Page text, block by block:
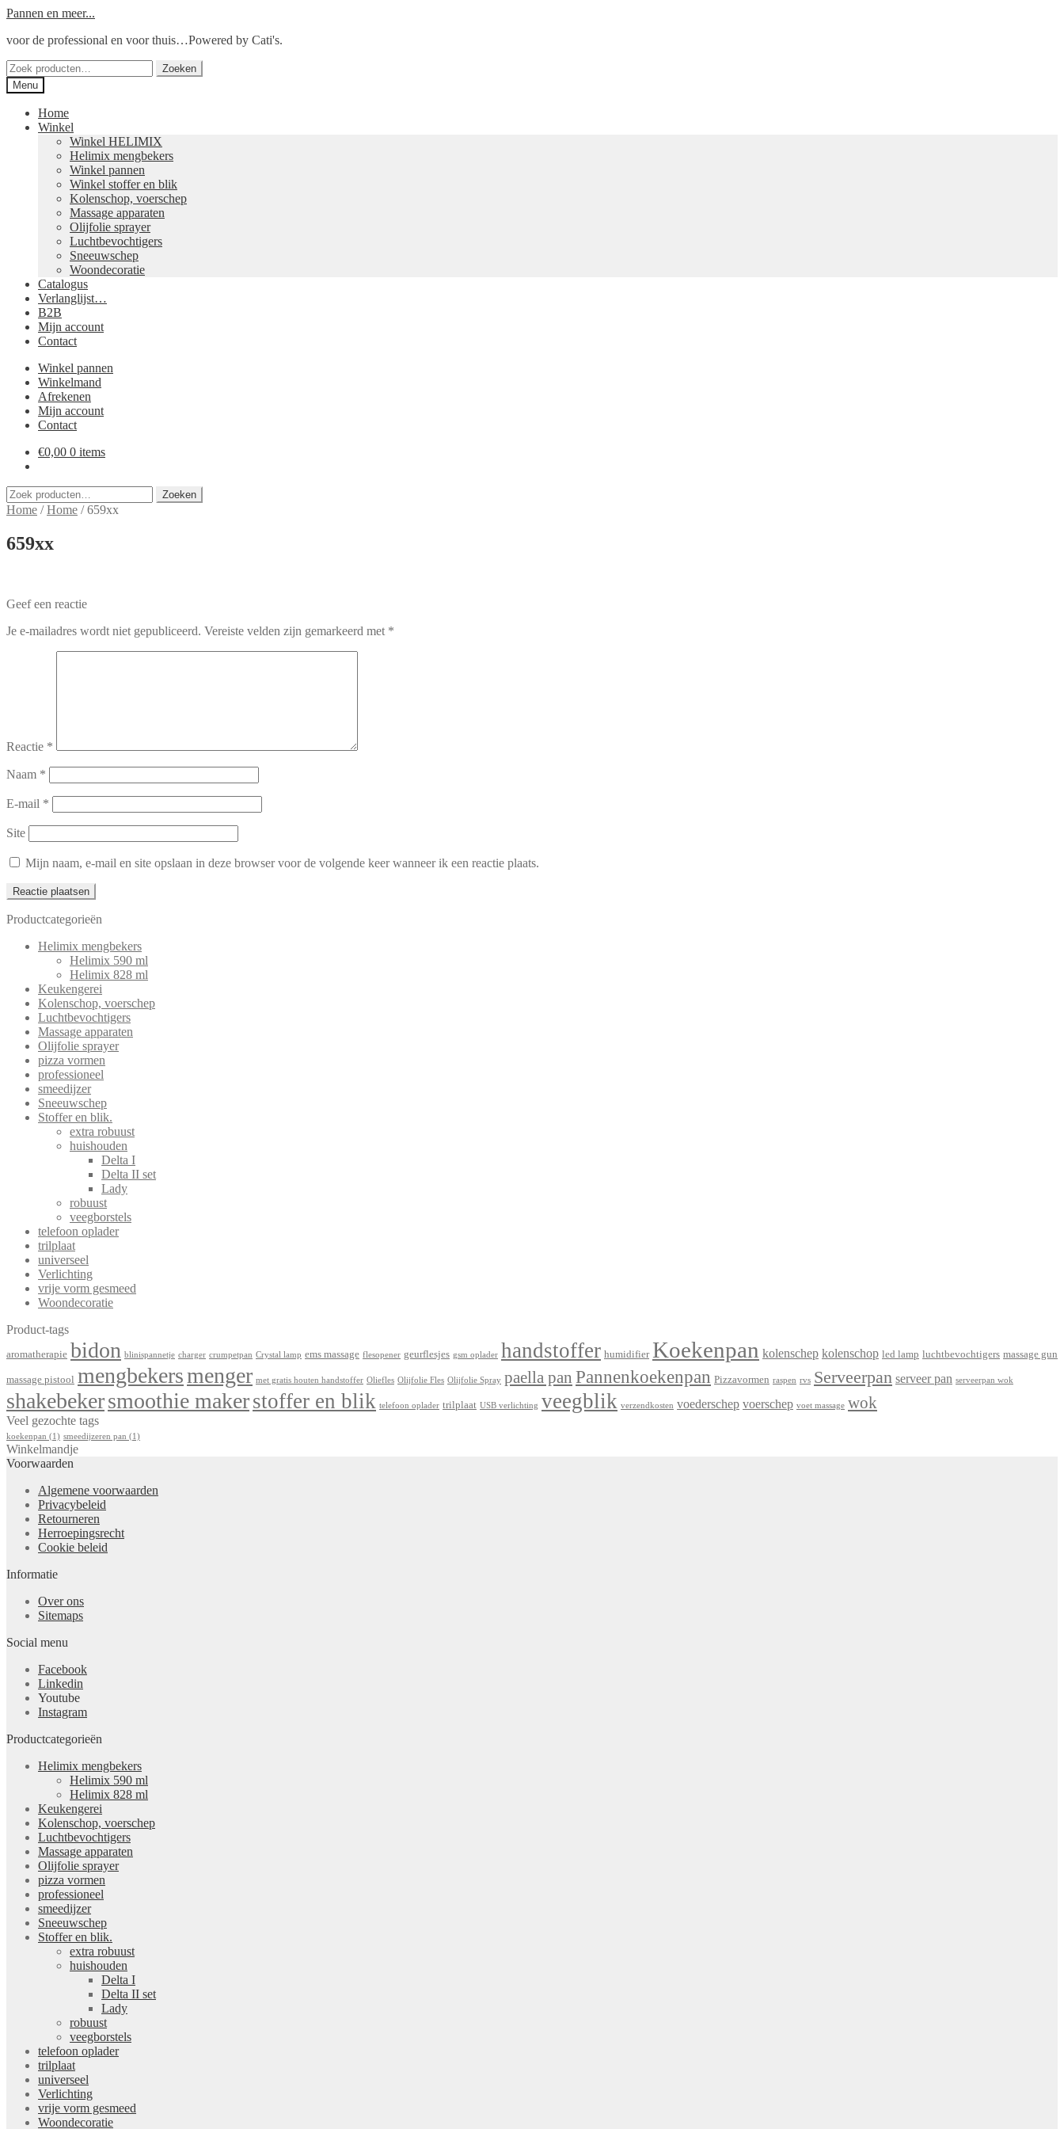
Ga
naar
Ga
de
Pannen en meer...
voor de professional en voor thuis…Powered by Cati's.
Zoeken
naar:
Zoeken
Menu
Home
Winkel
Winkel HELIMIX
Helimix mengbekers
Winkel pannen
Winkel stoffer en blik
Kolenschop, voerschep
Massage apparaten
Olijfolie sprayer
Luchtbevochtigers
Sneeuwschep
Woondecoratie
Catalogus
Verlanglijst…
B2B
Mijn account
Contact
Winkel pannen
Winkelmand
Afrekenen
Mijn account
Contact
€0,00 0 items
Zoeken
naar:
Zoeken
Home /Home /659xx
659xx
Geef een reactie
Je e-mailadres wordt niet gepubliceerd. Vereiste velden zijn gemarkeerd met *
Reactie *
Naam *
E-mail *
Site
Mijn naam, e-mail en site opslaan in deze browser voor de volgende keer wanneer ik een reactie plaats.
Productcategorieën
Helimix mengbekers
Helimix 590 ml
Helimix 828 ml
Keukengerei
Kolenschop, voerschep
Luchtbevochtigers
Massage apparaten
Olijfolie sprayer
pizza vormen
professioneel
smeedijzer
Sneeuwschep
Stoffer en blik.
extra robuust
huishouden
Delta I
Delta II set
Lady
robuust
veegborstels
telefoon oplader
trilplaat
universeel
Verlichting
vrije vorm gesmeed
Woondecoratie
Product-tags
aromatherapie bidon blinispannetje charger crumpetpan Crystal lamp ems massage flesopener geurflesjes gsm oplader handstoffer humidifier Koekenpan kolenschep kolenschop led lamp luchtbevochtigers massage gun
massage pistool mengbekersmenger met gratis houten handstoffer Oliefles Olijfolie Fles Olijfolie Spray paella pan Pannenkoekenpan Pizzavormen raspen rvs Serveerpan serveer pan serveerpan wok
shakebekersmoothie makerstoffer en blik telefoon oplader trilplaat USB verlichting veegblik verzendkosten voederschep voerschep voet massage wok
Veel gezochte tags
koekenpan (1) smeedijzeren pan (1)
Winkelmandje
Voorwaarden
Algemene voorwaarden
Privacybeleid
Retourneren
Herroepingsrecht
Cookie beleid
Informatie
Over ons
Sitemaps
Social menu
Facebook
Linkedin
Youtube
Instagram
Productcategorieën
Helimix mengbekers
Helimix 590 ml
Helimix 828 ml
Keukengerei
Kolenschop, voerschep
Luchtbevochtigers
Massage apparaten
Olijfolie sprayer
pizza vormen
professioneel
smeedijzer
Sneeuwschep
Stoffer en blik.
extra robuust
huishouden
Delta I
Delta II set
Lady
robuust
veegborstels
telefoon oplader
trilplaat
universeel
Verlichting
vrije vorm gesmeed
Woondecoratie